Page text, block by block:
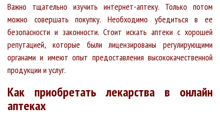
Важно тщательно изучить интернет-аптеку. Только потом
можно совершать покупку. Необходимо убедиться в ее
безопасности и законности. Стоит искать аптеки с хорошей
репутацией, которые были лицензированы регулирующими
органами и имеют опыт предоставления высококачественной
продукции и услуг.
Как приобретать лекарства в онлайн
аптеках